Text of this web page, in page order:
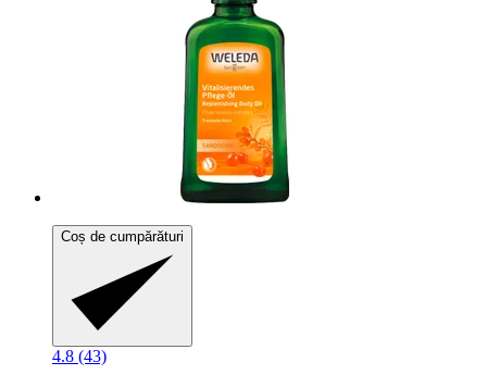
Coș de cumpărături
4.8 (43)